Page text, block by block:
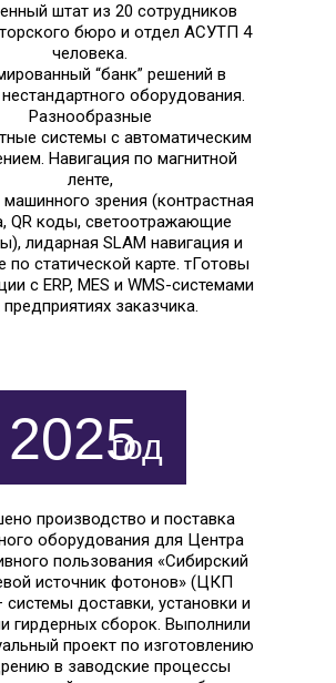
штат из 20 сотрудников
бюро и отдел АСУТП 4
человека.
“банк” решений в
оборудования.
Разнообразные
системы с автоматическим
Навигация по магнитной
ленте,
зрения (контрастная
QR коды, светоотражающие
лидарная SLAM навигация и
по статической карте. тГотовы
с ERP, MES и WMS-системами
предприятиях заказчика.
2025год
производство и поставка
оборудования для Центра
пользования «Сибирский
источник фотонов» (ЦКП
доставки, установки и
гирдерных сборок. Выполнили
проект по изготовлению
в заводские процессы